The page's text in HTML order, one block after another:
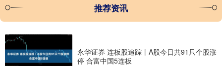
推荐资讯
永华证券 连板股追踪丨A股今日共91只个股涨
停 合富中国5连板